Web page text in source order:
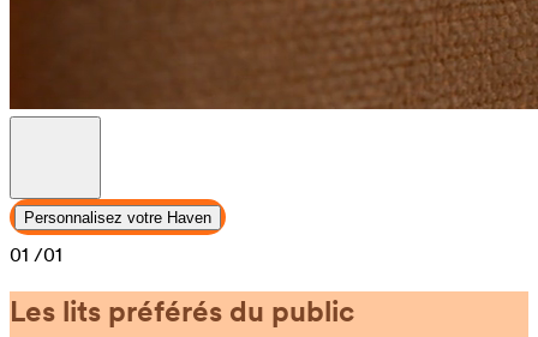
Personnalisez votre Haven
01 /01
Les lits préférés du public